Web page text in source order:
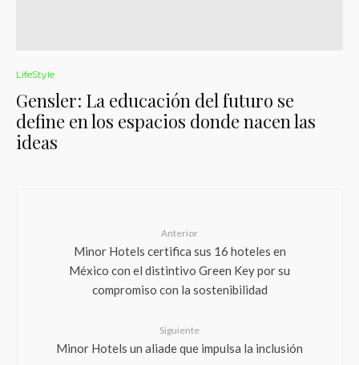
LifeStyle
Gensler: La educación del futuro se
define en los espacios donde nacen las
ideas
Anterior
Minor Hotels certifica sus 16 hoteles en
México con el distintivo Green Key por su
compromiso con la sostenibilidad
Siguiente
Minor Hotels un aliade que impulsa la inclusión